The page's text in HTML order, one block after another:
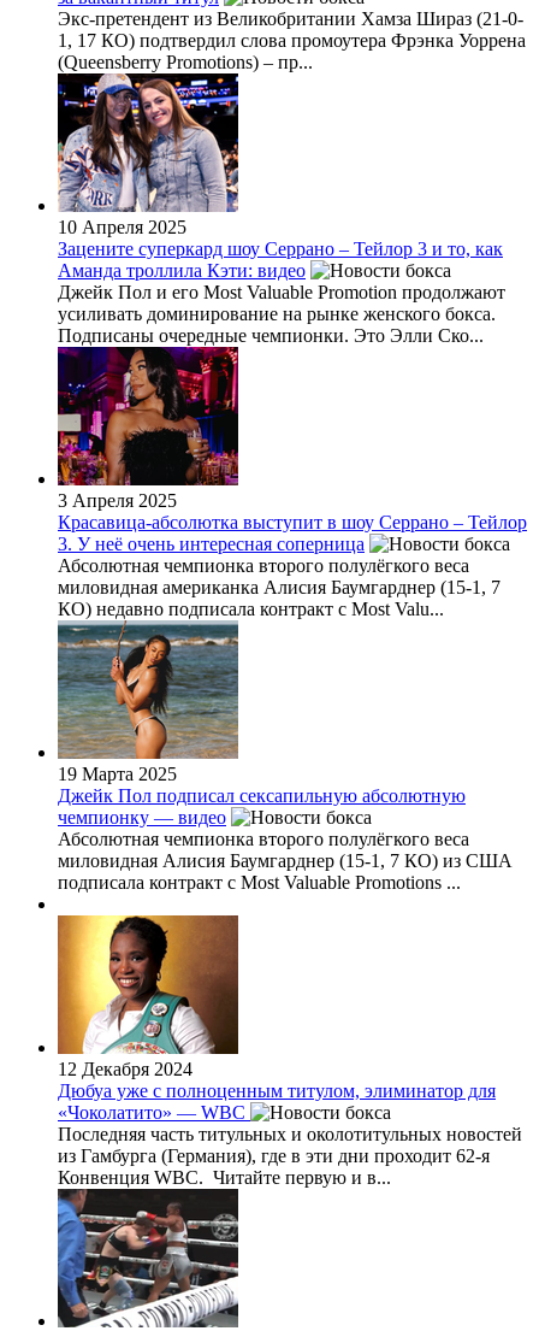
Экс-претендент из Великобритании Хамза Шираз (21-0-
1, 17 КО) подтвердил слова промоутера Фрэнка Уоррена
(Queensberry Promotions) – пр...
10 Апреля 2025
Зацените суперкард шоу Серрано – Тейлор 3 и то, как
Аманда троллила Кэти: видео
Джейк Пол и его Most Valuable Promotion продолжают
усиливать доминирование на рынке женского бокса.
Подписаны очередные чемпионки. Это Элли Ско...
3 Апреля 2025
Красавица-абсолютка выступит в шоу Серрано – Тейлор
3. У неё очень интересная соперница
Абсолютная чемпионка второго полулёгкого веса
миловидная американка Алисия Баумгарднер (15-1, 7
КО) недавно подписала контракт с Most Valu...
19 Марта 2025
Джейк Пол подписал сексапильную абсолютную
чемпионку — видео
Абсолютная чемпионка второго полулёгкого веса
миловидная Алисия Баумгарднер (15-1, 7 КО) из США
подписала контракт с Most Valuable Promotions ...
12 Декабря 2024
Дюбуа уже с полноценным титулом, элиминатор для
«Чоколатито» — WBC
Последняя часть титульных и околотитульных новостей
из Гамбурга (Германия), где в эти дни проходит 62-я
Конвенция WBC. Читайте первую и в...